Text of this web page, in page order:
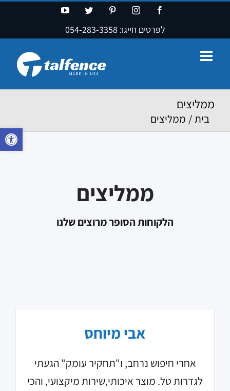
פתח
Facebook
Instagram
Pinterest
Twitter
YouTube
לפרטים חייגו: 054-283-3358
ממליצים
בית/ ממליצים
ממליצים
הלקוחות הסופר מרוצים שלנו
אבי מיוחס
אחרי חיפוש נרחב, ו"תחקיר עומק" הגעתי
לגדרות טל. מוצר איכותי,שירות מיקצועי, והכי